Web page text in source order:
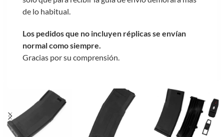
de lo habitual.
Los pedidos que no incluyen réplicas se envían
normal como siempre.
Gracias por su comprensión.